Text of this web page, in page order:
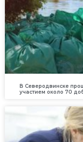
В Северодвинске
участием около 70